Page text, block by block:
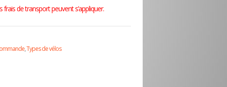
de transport peuvent s’appliquer.
,Types de vélos